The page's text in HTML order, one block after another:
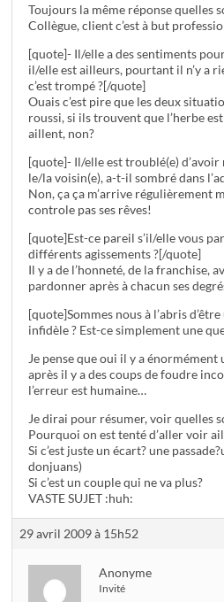
Toujours la même réponse quelles
Collègue, client c’est à but
[quote]- Il/elle a des sentiments
il/elle est ailleurs, pourtant il n’y a
c’est trompé ?[/quote]
Ouais c’est pire que les deux
roussi, si ils trouvent que l’herbe
aillent, non?
[quote]- Il/elle est troublé(e) d’avoir
le/la voisin(e), a-t-il sombré dans
Non, ça ça m’arrive régulièrement
controle pas ses rêves!
[quote]Est-ce pareil s’il/elle vous
différents agissements ?[/quote]
Il y a de l’honneté, de la franchise,
pardonner après à chacun ses
[quote]Sommes nous à l’abris
infidèle ? Est-ce simplement une
Je pense que oui il y a
après il y a des coups de foudre
l’erreur est humaine…
Je dirai pour résumer, voir quelles
Pourquoi on est tenté d’aller voir
Si c’est juste un écart? une
donjuans)
Si c’est un couple qui ne va plus?
VASTE SUJET :huh:
29 avril 2009 à 15h52
Anonyme
Invité